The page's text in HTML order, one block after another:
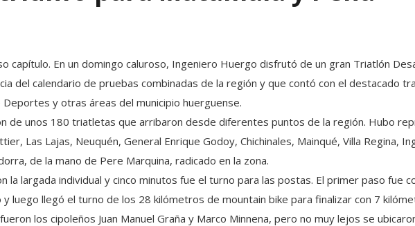
capítulo. En un domingo caluroso, Ingeniero Huergo disfrutó de un gran Triatlón
del calendario de pruebas combinadas de la región y que contó con el destacado
y otras áreas del municipio huerguense.
de unos 180 triatletas que arribaron desde diferentes puntos de la región. Hubo
Las Lajas, Neuquén, General Enrique Godoy, Chichinales, Mainqué, Villa Regina,
de la mano de Pere Marquina, radicado en la zona.
la largada individual y cinco minutos fue el turno para las postas. El primer paso fue
luego llegó el turno de los 28 kilómetros de mountain bike para finalizar con 7
los cipoleños Juan Manuel Graña y Marco Minnena, pero no muy lejos se